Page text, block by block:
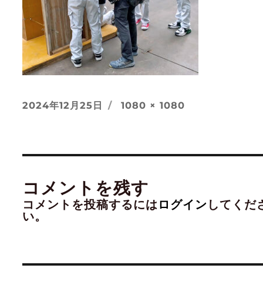
投
2024年12月25日
フ
1080 × 1080
コメントを残す
コメントを投稿するには ログイン してくだ
い。